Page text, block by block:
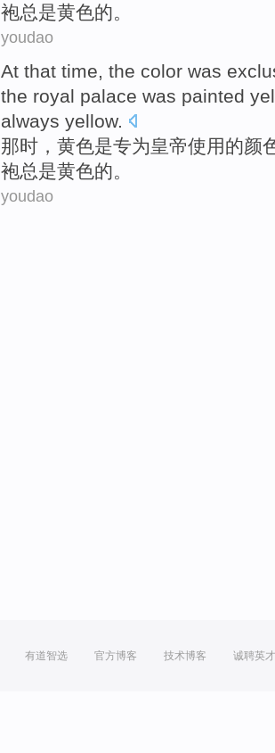
袍总是黄色的。
youdao
At that time the color was
the royal palace was painted
always yellow.
那时 ， 黄色是专为皇帝使用的颜
袍总是黄色的。
youdao
有道智选 官方博客 技术博客 诚聘英才